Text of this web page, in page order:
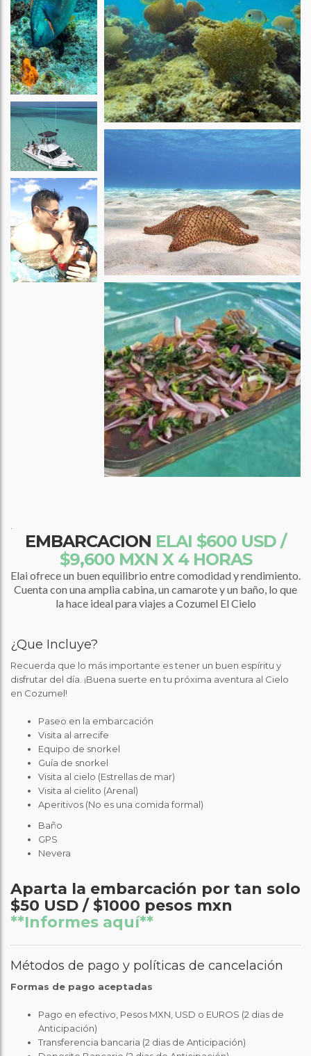
EMBARCACION ELAI $600 USD /
$9,600 MXN X 4 HORAS
Elai ofrece un buen equilibrio entre comodidad y rendimiento.
Cuenta con una amplia cabina, un camarote y un baño, lo que
la hace ideal para viajes a Cozumel El Cielo
¿Que Incluye?
Recuerda que lo más importante es tener un buen espíritu y
disfrutar del día. ¡Buena suerte en tu próxima aventura al Cielo
en Cozumel!
Paseo en la embarcación
Visita al arrecife
Equipo de snorkel
Guía de snorkel
Visita al cielo (Estrellas de mar)
Visita al cielito (Arenal)
Aperitivos (No es una comida formal)
Baño
GPS
Nevera
Aparta la embarcación por tan solo
$50 USD / $1000 pesos mxn
**Informes aquí**
Métodos de pago y políticas de cancelación
Formas de pago aceptadas
Pago en efectivo, Pesos MXN, USD o EUROS (2 dias de
Anticipación)
Transferencia bancaria (2 dias de Anticipación)